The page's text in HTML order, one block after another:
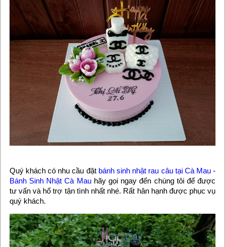
Quý khách có nhu cầu đặt bánh sinh nhật rau câu tại Cà Mau -
Bánh Sinh Nhật Cà Mauhãy gọi ngay đến chúng tôi để được
tư vấn và hổ trợ tận tình nhất nhé. Rất hân hạnh được phục vụ
quý khách.